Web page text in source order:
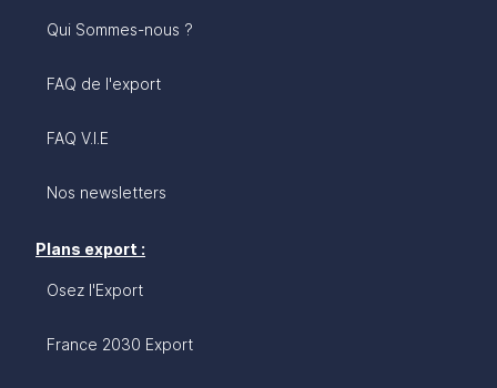
Qui Sommes-nous ?
FAQ de l'export
FAQ V.I.E
Nos newsletters
Plans export :
Osez l'Export
France 2030 Export